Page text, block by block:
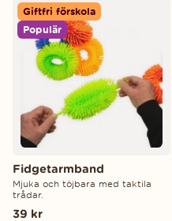
Giftfri förskola
Populär
Fidgetarmband
Mjuka och töjbara med taktila
trådar.
39 kr